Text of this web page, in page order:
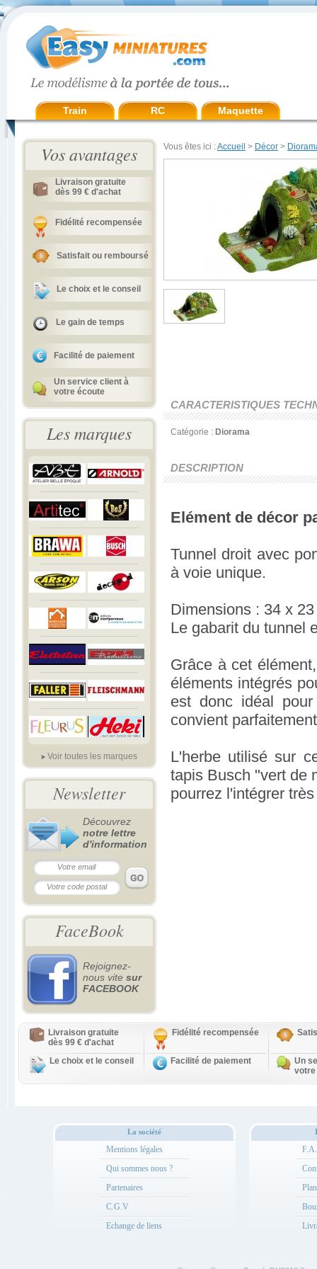
Train RC Maquette
Vos avantages
Livraison gratuite
dès 99 € d'achat
Fidélité recompensée
Satisfait ou remboursé
Le choix et le conseil
Le gain de temps
Facilité de paiement
Un service client à
votre écoute
Les marques
Voir toutes les marques
Newsletter
Découvrez
notre lettre
d'information
FaceBook
Rejoignez-
nous vite sur
FACEBOOK
Vous êtes ici :Accueil > Décor >
CARACTERISTIQUES
Catégorie : Diorama
DESCRIPTION
Elément de décor
Tunnel droit avec
à voie unique.
Dimensions : 34 x
Le gabarit du tunnel
Grâce à cet
éléments intégrés
est donc idéal
convient
L'herbe utilisé sur
tapis Busch "vert de
pourrez l'intégrer
Livraison gratuite
dès 99 € d'achat
Fidélité recompensée
Le choix et le conseil Facilité de paiement
Un
votre
La société
Mentions légales
Qui sommes nous ?
Partenaires
C.G.V
Echange de liens